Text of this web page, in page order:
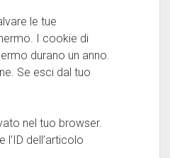
le tue
I cookie di
durano un anno.
Se esci dal tuo
nel tuo browser.
dell’articolo